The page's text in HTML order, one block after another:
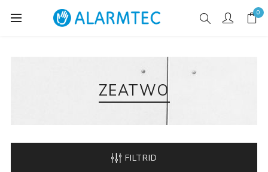
0
ZEATWO
FILTRID